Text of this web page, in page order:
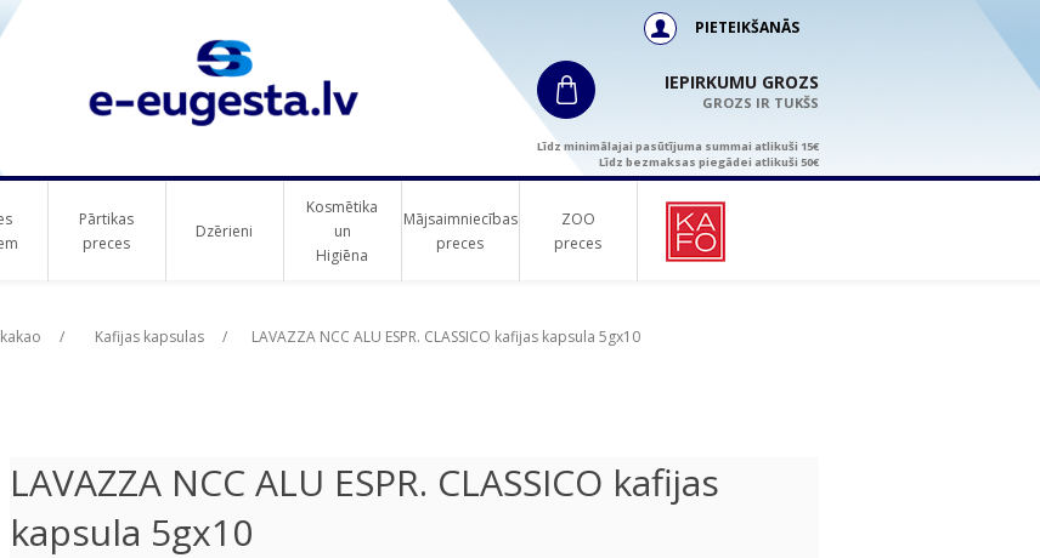
PIETEIKŠANĀS
IEPIRKUMU GROZS
GROZS IR TUKŠS
Līdz minimālajai pasūtījuma summai atlikuši 15€
Līdz bezmaksas piegādei atlikuši 50€
Pārtikas
preces
Dzērieni
Kosmētika
un
Higiēna
Mājsaimniecības
preces
ZOO
preces
/ Kafijas kapsulas / LAVAZZA NCC ALU ESPR. CLASSICO kafijas kapsula 5gx10
LAVAZZA NCC ALU ESPR. CLASSICO kafijas
kapsula 5gx10